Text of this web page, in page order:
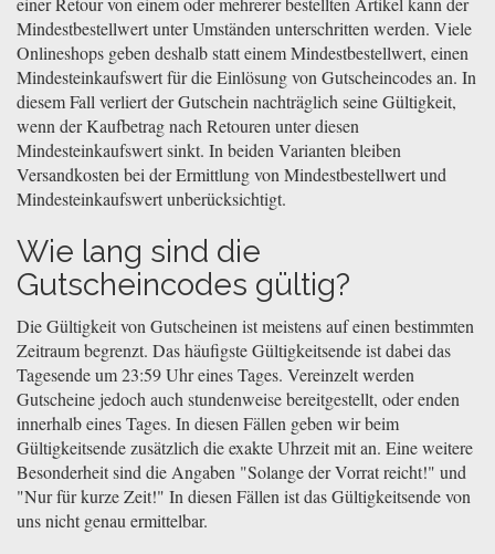
Mindestbestellwert unter Umständen unterschritten werden. Viele
Onlineshops geben deshalb statt einem Mindestbestellwert, einen
Mindesteinkaufswert für die Einlösung von Gutscheincodes an. In
diesem Fall verliert der Gutschein nachträglich seine Gültigkeit,
wenn der Kaufbetrag nach Retouren unter diesen
Mindesteinkaufswert sinkt. In beiden Varianten bleiben
Versandkosten bei der Ermittlung von Mindestbestellwert und
Mindesteinkaufswert unberücksichtigt.
Wie lang sind die
Gutscheincodes gültig?
Die Gültigkeit von Gutscheinen ist meistens auf einen bestimmten
Zeitraum begrenzt. Das häufigste Gültigkeitsende ist dabei das
Tagesende um 23:59 Uhr eines Tages. Vereinzelt werden
Gutscheine jedoch auch stundenweise bereitgestellt, oder enden
innerhalb eines Tages. In diesen Fällen geben wir beim
Gültigkeitsende zusätzlich die exakte Uhrzeit mit an. Eine weitere
Besonderheit sind die Angaben "Solange der Vorrat reicht!" und
"Nur für kurze Zeit!" In diesen Fällen ist das Gültigkeitsende von
uns nicht genau ermittelbar.